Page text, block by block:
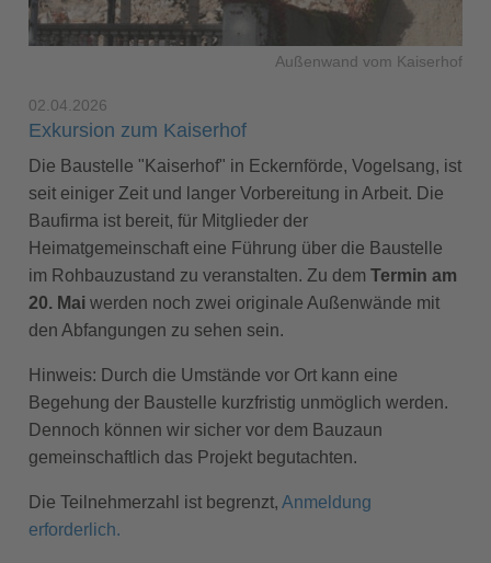
Außenwand vom Kaiserhof
02.04.2026
Exkursion zum Kaiserhof
Die Baustelle "Kaiserhof" in Eckernförde, Vogelsang, ist
seit einiger Zeit und langer Vorbereitung in Arbeit. Die
Baufirma ist bereit, für Mitglieder der
Heimatgemeinschaft eine Führung über die Baustelle
im Rohbauzustand zu veranstalten. Zu dem Termin am
20. Mai werden noch zwei originale Außenwände mit
den Abfangungen zu sehen sein.
Hinweis: Durch die Umstände vor Ort kann eine
Begehung der Baustelle kurzfristig unmöglich werden.
Dennoch können wir sicher vor dem Bauzaun
gemeinschaftlich das Projekt begutachten.
Die Teilnehmerzahl ist begrenzt, Anmeldung
erforderlich.